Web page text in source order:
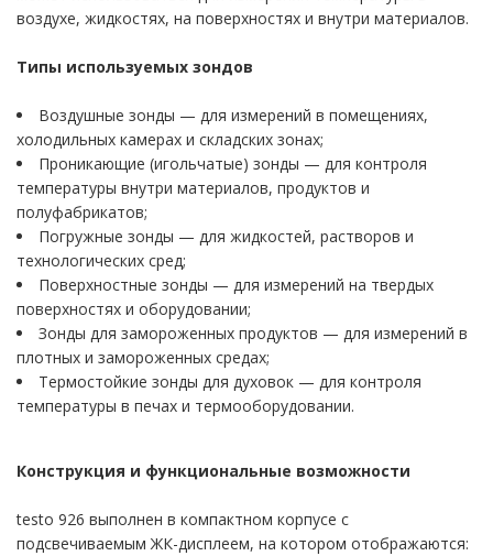
шума,
давления
воздухе, жидкостях, на поверхностях и внутри материалов.
Типы используемых зондов
Воздушные зонды — для измерений в помещениях,
холодильных камерах и складских зонах;
Проникающие (игольчатые) зонды — для контроля
температуры внутри материалов, продуктов и
полуфабрикатов;
Погружные зонды — для жидкостей, растворов и
технологических сред;
Поверхностные зонды — для измерений на твердых
поверхностях и оборудовании;
Зонды для замороженных продуктов — для измерений в
плотных и замороженных средах;
Термостойкие зонды для духовок — для контроля
температуры в печах и термооборудовании.
Конструкция и функциональные возможности
testo 926 выполнен в компактном корпусе с
подсвечиваемым ЖК-дисплеем, на котором отображаются: